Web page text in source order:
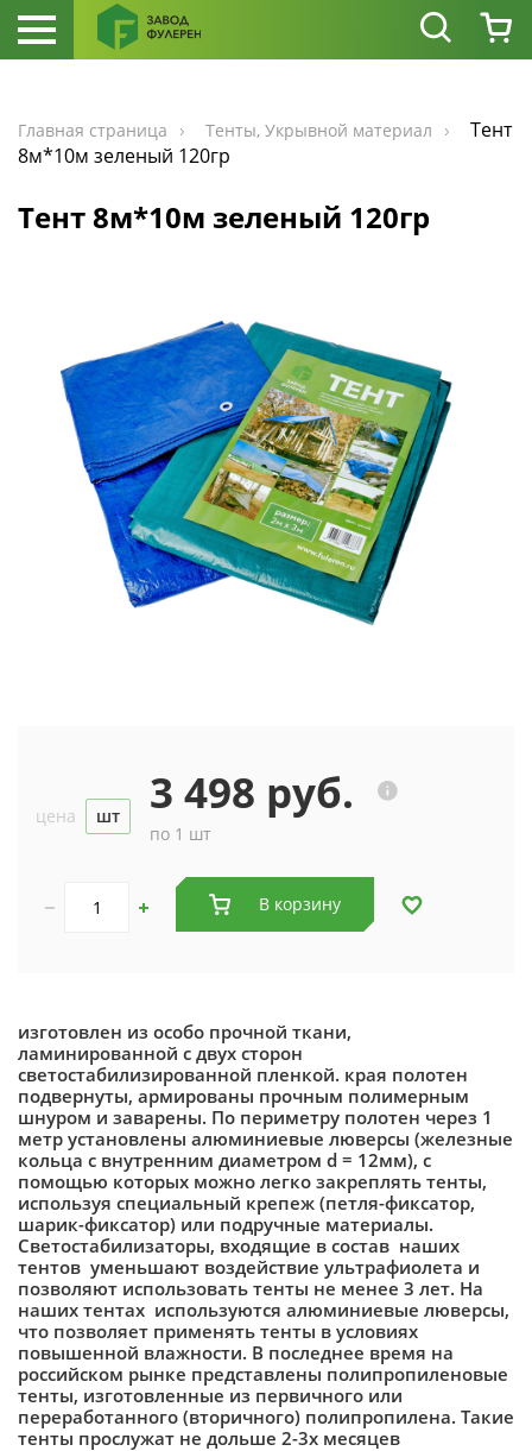
Главная страница Тенты, Укрывной материал
Тент
8м*10м зеленый 120гр
Тент 8м*10м зеленый 120гр
цена шт 3 498 руб.
по 1 шт
В корзину
изготовлен из особо прочной ткани,
ламинированной с двух сторон
светостабилизированной пленкой. края полотен
подвернуты, армированы прочным полимерным
шнуром и заварены. По периметру полотен через 1
метр установлены алюминиевые люверсы (железные
кольца с внутренним диаметром d = 12мм), с
помощью которых можно легко закреплять тенты,
используя специальный крепеж (петля-фиксатор,
шарик-фиксатор) или подручные материалы.
Светостабилизаторы, входящие в состав наших
тентов уменьшают воздействие ультрафиолета и
позволяют использовать тенты не менее 3 лет. На
наших тентах используются алюминиевые люверсы,
что позволяет применять тенты в условиях
повышенной влажности. В последнее время на
российском рынке представлены полипропиленовые
тенты, изготовленные из первичного или
переработанного (вторичного) полипропилена. Такие
тенты прослужат не дольше 2-3х месяцев